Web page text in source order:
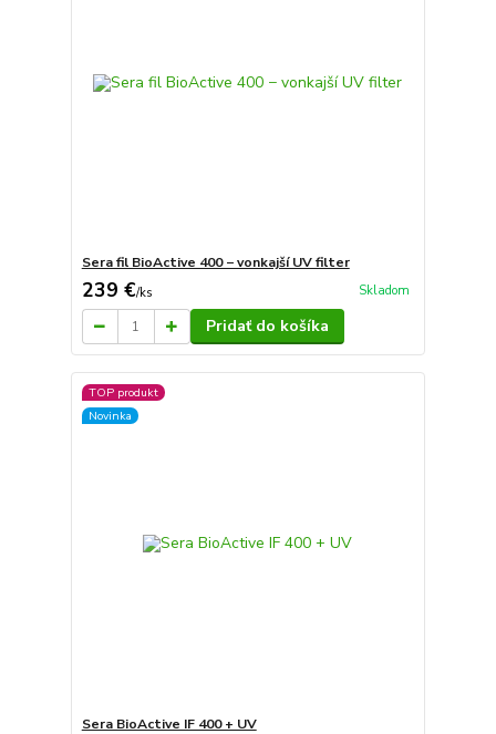
Sera fil BioActive 400 − vonkajší UV filter
239 €/ks Skladom
Pridať do košíka
TOP produkt
Novinka
Sera BioActive IF 400 + UV